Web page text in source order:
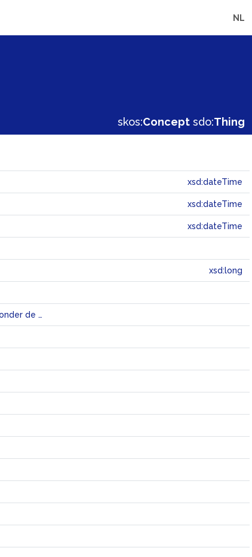
NL
skos:Concept sdo:Thing
xsd:dateTime
xsd:dateTime
xsd:dateTime
xsd:long
Veelal (ultra-)korte productie, met als hoofddoel een radio- of televisieprogramma onder de aandacht te brengen.